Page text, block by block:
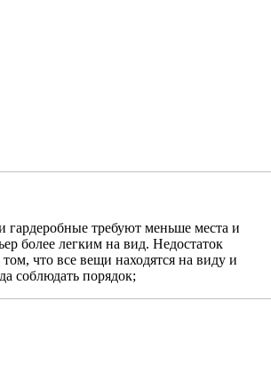
гардеробные требуют меньше места и
более легким на вид. Недостаток
том, что все вещи находятся на виду и
соблюдать порядок;